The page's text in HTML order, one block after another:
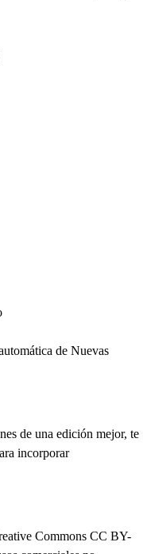
de Nuevas
de una edición mejor, te
incorporar
Commons CC BY-